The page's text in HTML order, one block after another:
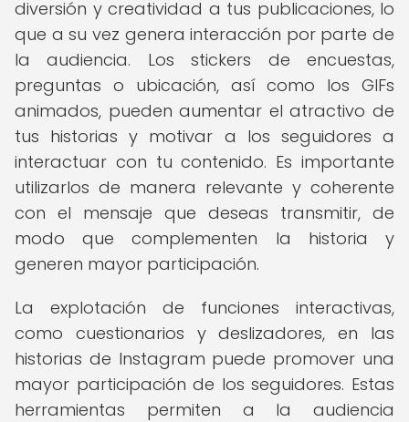
diversión y creatividad a tus publicaciones, lo
que a su vez genera interacción por parte de
la audiencia. Los stickers de encuestas,
preguntas o ubicación, así como los GIFs
animados, pueden aumentar el atractivo de
tus historias y motivar a los seguidores a
interactuar con tu contenido. Es importante
utilizarlos de manera relevante y coherente
con el mensaje que deseas transmitir, de
modo que complementen la historia y
generen mayor participación.
La explotación de funciones interactivas,
como cuestionarios y deslizadores, en las
historias de Instagram puede promover una
mayor participación de los seguidores. Estas
herramientas permiten a la audiencia